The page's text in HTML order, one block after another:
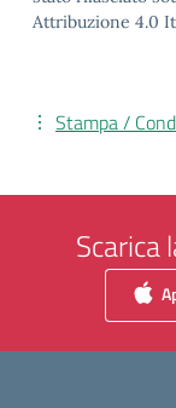
Attribuzione 4.0
Stampa /
Scarica